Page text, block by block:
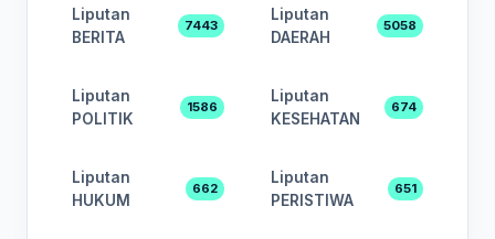
Liputan
BERITA
7443
Liputan
DAERAH
5058
Liputan
POLITIK
1586
Liputan
KESEHATAN
674
Liputan
HUKUM
662
Liputan
PERISTIWA
651